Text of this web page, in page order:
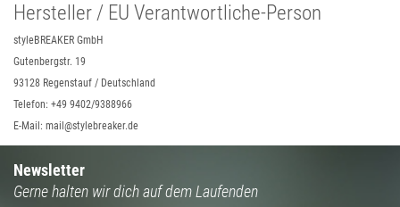
Hersteller / EU Verantwortliche-Person
styleBREAKER GmbH
Gutenbergstr. 19
93128 Regenstauf / Deutschland
Telefon: +49 9402/9388966
E-Mail: mail@stylebreaker.de
Newsletter
Gerne halten wir dich auf dem Laufenden